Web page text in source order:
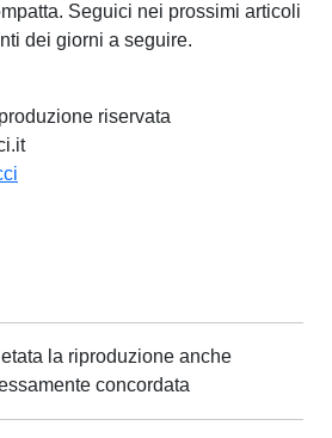
Seguici nei prossimi articoli
dei giorni a seguire.
riservata
la riproduzione anche
concordata